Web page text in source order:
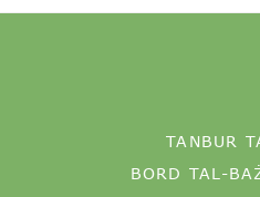
TANBUR
BORD TAL-